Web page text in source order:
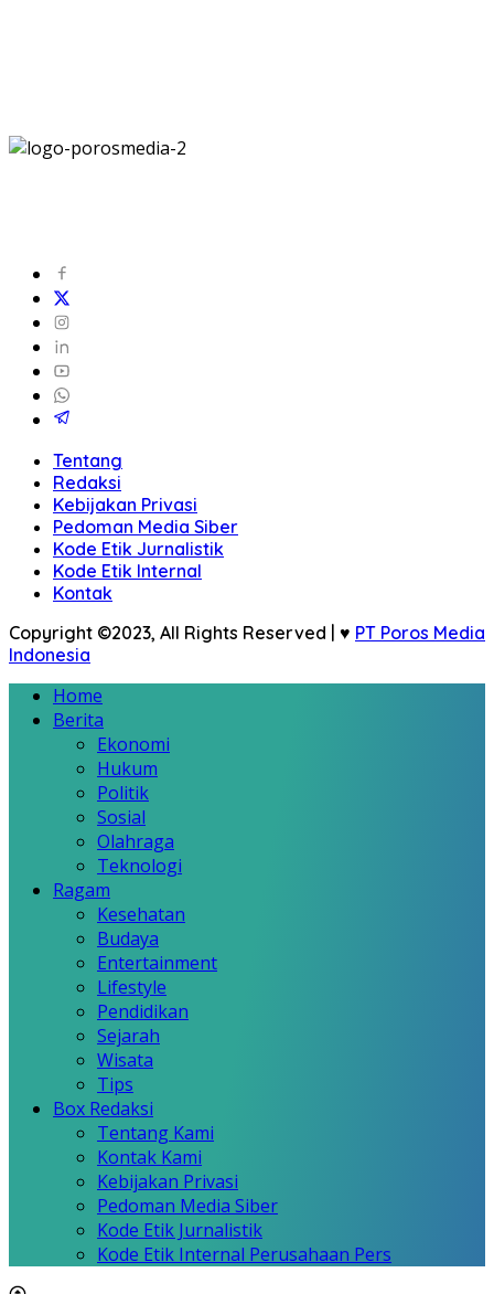
Tentang
Redaksi
Kebijakan Privasi
Pedoman Media Siber
Kode Etik Jurnalistik
Kode Etik Internal
Kontak
Copyright ©2023, All Rights Reserved | ♥ PT Poros Media
Indonesia
Home
Berita
Ekonomi
Hukum
Politik
Sosial
Olahraga
Teknologi
Ragam
Kesehatan
Budaya
Entertainment
Lifestyle
Pendidikan
Sejarah
Wisata
Tips
Box Redaksi
Tentang Kami
Kontak Kami
Kebijakan Privasi
Pedoman Media Siber
Kode Etik Jurnalistik
Kode Etik Internal Perusahaan Pers